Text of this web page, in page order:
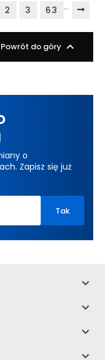
2 3 …
63
Powrót do góry 
o
Zapisz się już



